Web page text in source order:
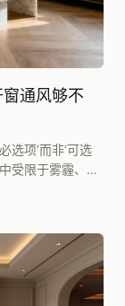
通风够不
选项’而非‘可选
受限于雾霾、噪